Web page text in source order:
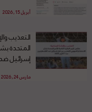
أبريل 15, 2026
التعذيب
المتحدة
إسرائيل ضد
مارس 24, 2026